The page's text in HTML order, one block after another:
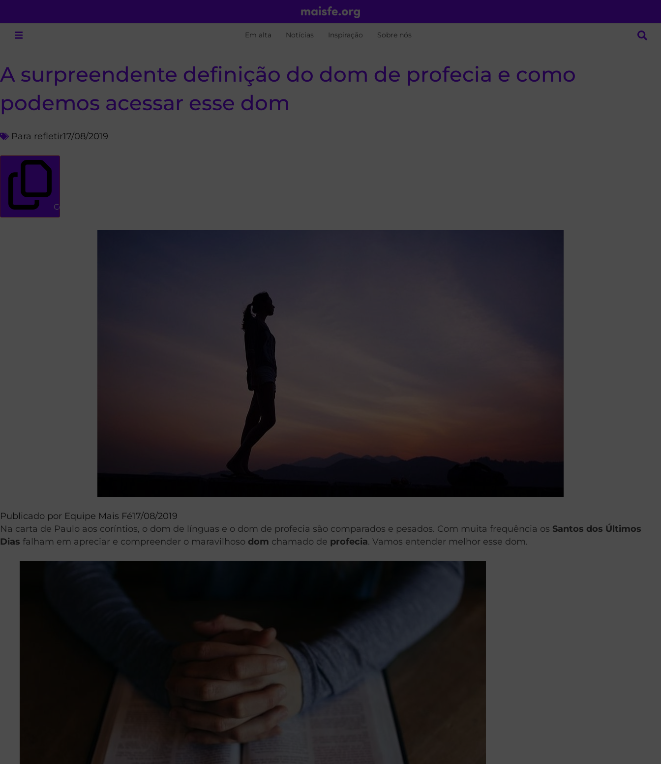
Em alta Notícias Inspiração Sobre nós
A surpreendente definição do dom de profecia e como
podemos acessar esse dom
Para refletir17/08/2019
Copiar link
Publicado por Equipe Mais Fé17/08/2019
Na carta de Paulo aos coríntios, o dom de línguas e o dom de profecia são comparados e pesados. Com muita frequência os Santos dos Últimos
Dias falham em apreciar e compreender o maravilhoso dom chamado de profecia. Vamos entender melhor esse dom.